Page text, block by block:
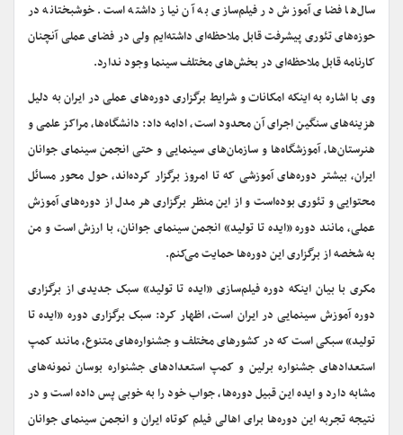
سال‌ها فضای آموزش در فیلم‌سازی به آن نیاز داشته است. خوشبختانه در
حوزه‌های تئوری پیشرفت قابل ملاحظه‌ای داشته‌ایم ولی در فضای عملی آنچنان
کارنامه قابل ملاحظه‌ای در بخش‌های مختلف سینما وجود ندارد.
وی با اشاره به اینکه امکانات و شرایط برگزاری دوره‌های عملی در ایران به دلیل
هزینه‌های سنگین اجرای آن محدود است، ادامه داد: دانشگاه‌ها، مراکز علمی و
هنرستان‌ها، آموزشگاه‌ها و سازمان‌های سینمایی و حتی انجمن سینمای جوانان
ایران، بیشتر دوره‌های آموزشی که تا امروز برگزار کرده‌اند، حول محور مسائل
محتوایی و تئوری بوده‌است و از این منظر برگزاری هر مدل از دوره‌های آموزش
عملی، مانند دوره «ایده تا تولید» انجمن سینمای جوانان، با ارزش است و من
به شخصه از برگزاری این دوره‌ها حمایت می‌کنم.
مکری با بیان اینکه دوره فیلم‌سازی «ایده تا تولید» سبک جدیدی از برگزاری
دوره آموزش سینمایی در ایران است، اظهار کرد: سبک برگزاری دوره «ایده تا
تولید» سبکی است که در کشورهای مختلف و جشنواره‌های متنوع، مانند کمپ
استعدادهای جشنواره برلین و کمپ استعدادهای جشنواره بوسان نمونه‌های
مشابه دارد و ایده این قبیل دوره‌ها، جواب خود را به خوبی پس داده است و در
نتیجه تجربه این دوره‌ها برای اهالی فیلم کوتاه ایران و انجمن سینمای جوانان